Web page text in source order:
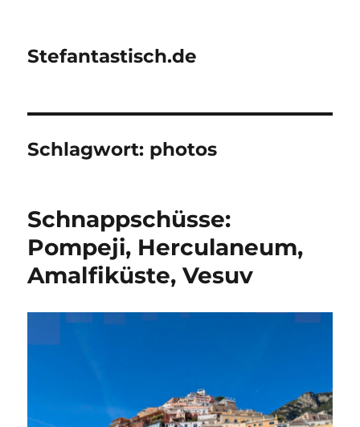
Stefantastisch.de
Schlagwort: photos
Schnappschüsse:
Pompeji, Herculaneum,
Amalfiküste, Vesuv